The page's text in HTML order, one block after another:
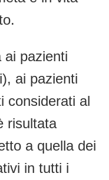
ai pazienti
ai pazienti
considerati al
risultata
a quella dei
in tutti i